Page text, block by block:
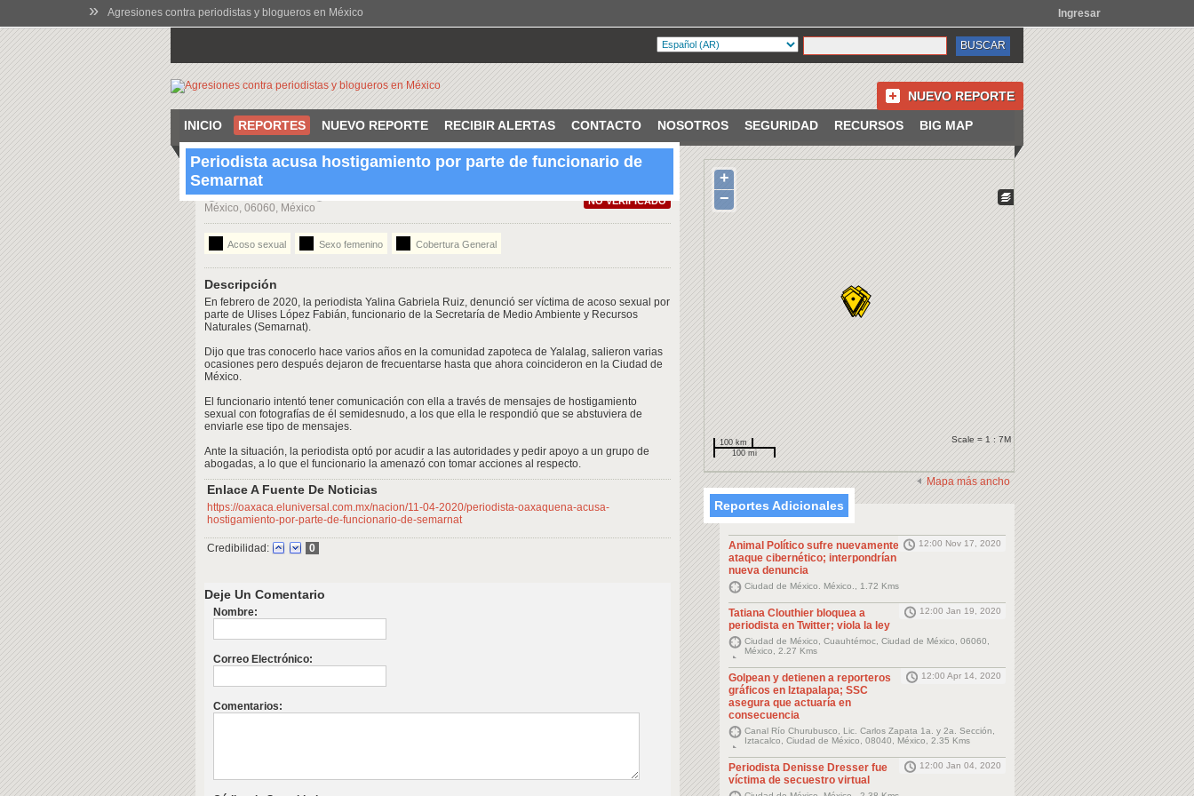
» Agresiones contra periodistas y blogueros en México Ingresar
NUEVO REPORTE
INICIO REPORTES NUEVO REPORTE RECIBIR ALERTAS CONTACTO NOSOTROS SEGURIDAD RECURSOS BIG MAP
NO VERIFICADO
Periodista acusa hostigamiento por parte de funcionario de
Semarnat
12:00 Feb 1 2020
Ciudad de México, Cuauhtémoc, Ciudad de
México, 06060, México
Acoso sexual Sexo femenino Cobertura General
Descripción
En febrero de 2020, la periodista Yalina Gabriela Ruiz, denunció ser víctima de acoso sexual por
parte de Ulises López Fabián, funcionario de la Secretaría de Medio Ambiente y Recursos
Naturales (Semarnat).
Dijo que tras conocerlo hace varios años en la comunidad zapoteca de Yalalag, salieron varias
ocasiones pero después dejaron de frecuentarse hasta que ahora coincideron en la Ciudad de
México.
El funcionario intentó tener comunicación con ella a través de mensajes de hostigamiento
sexual con fotografías de él semidesnudo, a los que ella le respondió que se abstuviera de
enviarle ese tipo de mensajes.
Ante la situación, la periodista optó por acudir a las autoridades y pedir apoyo a un grupo de
abogadas, a lo que el funcionario la amenazó con tomar acciones al respecto.
Enlace A Fuente De Noticias
https://oaxaca.eluniversal.com.mx/nacion/11-04-2020/periodista-oaxaquena-acusa-
hostigamiento-por-parte-de-funcionario-de-semarnat
Credibilidad: 0
Deje Un Comentario
Nombre:
Correo Electrónico:
Comentarios:
+
−
100 km
100 mi
Scale = 1 : 7M
Mapa más ancho
Reportes Adicionales
Animal Político sufre nuevamente
ataque cibernético; interpondrían
nueva denuncia
12:00 Nov 17, 2020
Ciudad de México. México., 1.72 Kms
Tatiana Clouthier bloquea a
periodista en Twitter; viola la ley
12:00 Jan 19, 2020
Ciudad de México, Cuauhtémoc, Ciudad de México, 06060,
México, 2.27 Kms
Golpean y detienen a reporteros
gráficos en Iztapalapa; SSC
asegura que actuaría en
consecuencia
12:00 Apr 14, 2020
Canal Río Churubusco, Lic. Carlos Zapata 1a. y 2a. Sección,
Iztacalco, Ciudad de México, 08040, México, 2.35 Kms
Periodista Denisse Dresser fue
víctima de secuestro virtual
12:00 Jan 04, 2020